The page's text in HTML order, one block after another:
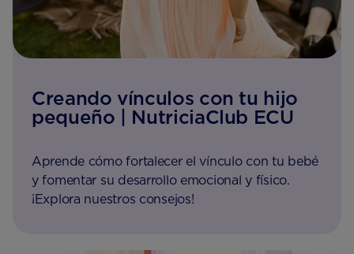
Creando vínculos con tu hijo
pequeño | NutriciaClub ECU
Aprende cómo fortalecer el vínculo con tu bebé
y fomentar su desarrollo emocional y físico.
¡Explora nuestros consejos!